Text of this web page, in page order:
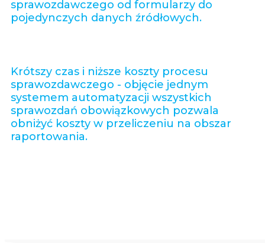
sprawozdawczego od formularzy do
pojedynczych danych źródłowych.
Krótszy czas i niższe koszty procesu
sprawozdawczego - objęcie jednym
systemem automatyzacji wszystkich
sprawozdań obowiązkowych pozwala
obniżyć koszty w przeliczeniu na obszar
raportowania.